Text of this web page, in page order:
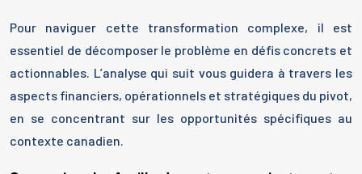
Pour naviguer cette transformation complexe, il est
essentiel de décomposer le problème en défis concrets et
actionnables. L’analyse qui suit vous guidera à travers les
aspects financiers, opérationnels et stratégiques du pivot,
en se concentrant sur les opportunités spécifiques au
contexte canadien.